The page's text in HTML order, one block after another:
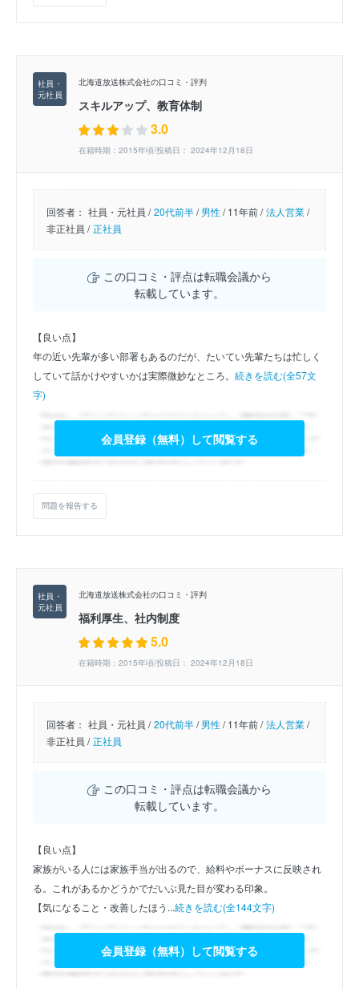
北海道放送株式会社の口コミ・評判
スキルアップ、教育体制
3.0
在籍時期：2015年頃/投稿日： 2024年12月18日
回答者： 社員・元社員 / 20代前半/男性/11年前 / 法人営業/
非正社員 / 正社員
この口コミ・評点は転職会議から
転載しています。
【良い点】
年の近い先輩が多い部署もあるのだが、たいてい先輩たちは忙しく
していて話かけやすいかは実際微妙なところ。 続きを読む(全57文
字)
会員登録（無料）して閲覧する
問題を報告する
北海道放送株式会社の口コミ・評判
福利厚生、社内制度
5.0
在籍時期：2015年頃/投稿日： 2024年12月18日
回答者： 社員・元社員 / 20代前半/男性/11年前 / 法人営業/
非正社員 / 正社員
この口コミ・評点は転職会議から
転載しています。
【良い点】
家族がいる人には家族手当が出るので、給料やボーナスに反映され
る。これがあるかどうかでだいぶ見た目が変わる印象。
【気になること・改善したほう...続きを読む(全144文字)
会員登録（無料）して閲覧する